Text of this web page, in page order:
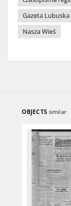
Gazeta Lubuska
Nasza Wieś
OBJECTS similar